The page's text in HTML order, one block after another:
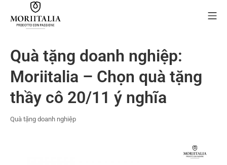
Quà tặng doanh nghiệp:
Moriitalia – Chọn quà tặng
thầy cô 20/11 ý nghĩa
Quà tặng doanh nghiệp